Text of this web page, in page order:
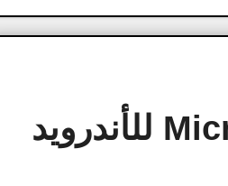
تحميل مايكروسوفت تيمز Microsoft Teams للأندرويد